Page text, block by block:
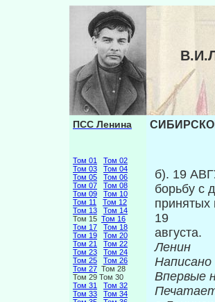
ПСС Ленина
Том 01
Том 02
Том 03
Том 04
Том 05
Том 06
Том 07
Том 08
Том 09
Том 10
Том 11
Том 12
Том 13
Том 14
Том 15 Том 16
Том 17
Том 18
Том 19
Том 20
Том 21
Том 22
Том 23
Том 24
Том 25
Том 26
Том 27 Том 28
Том 29 Том 30
Том 31
Том 32
Том 33
Том 34
б). 19
борьбу с
19
Ленин
Написано